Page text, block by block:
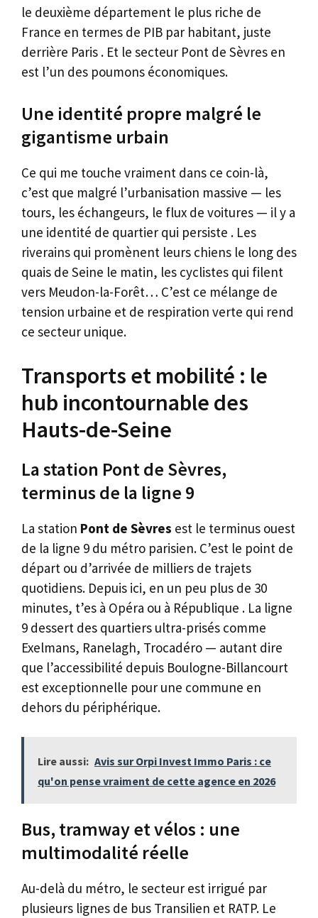
le deuxième département le plus riche de
France en termes de PIB par habitant, juste
derrière Paris . Et le secteur Pont de Sèvres en
est l’un des poumons économiques.
Une identité propre malgré le
gigantisme urbain
Ce qui me touche vraiment dans ce coin-là,
c’est que malgré l’urbanisation massive — les
tours, les échangeurs, le flux de voitures — il y a
une identité de quartier qui persiste . Les
riverains qui promènent leurs chiens le long des
quais de Seine le matin, les cyclistes qui filent
vers Meudon-la-Forêt… C’est ce mélange de
tension urbaine et de respiration verte qui rend
ce secteur unique.
Transports et mobilité : le
hub incontournable des
Hauts-de-Seine
La station Pont de Sèvres,
terminus de la ligne 9
La station Pont de Sèvres est le terminus ouest
de la ligne 9 du métro parisien. C’est le point de
départ ou d’arrivée de milliers de trajets
quotidiens. Depuis ici, en un peu plus de 30
minutes, t’es à Opéra ou à République . La ligne
9 dessert des quartiers ultra-prisés comme
Exelmans, Ranelagh, Trocadéro — autant dire
que l’accessibilité depuis Boulogne-Billancourt
est exceptionnelle pour une commune en
dehors du périphérique.
Lire aussi: Avis sur Orpi Invest Immo Paris : ce
qu'on pense vraiment de cette agence en 2026
Bus, tramway et vélos : une
multimodalité réelle
Au-delà du métro, le secteur est irrigué par
plusieurs lignes de bus Transilien et RATP. Le